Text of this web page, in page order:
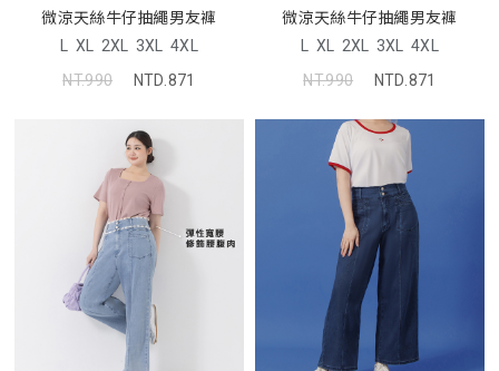
微涼天絲牛仔抽繩男友褲
L XL 2XL 3XL 4XL
NT.990
NTD.871
微涼天絲牛仔抽繩男友褲
L XL 2XL 3XL 4XL
NT.990
NTD.871